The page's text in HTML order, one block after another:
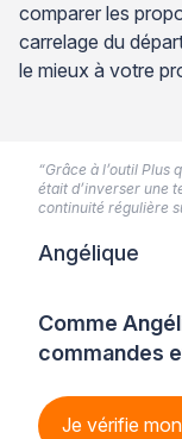
comparer les
carrelage du
le mieux à votre
Comme
commandes
Je vérifie
“Grâce à l’outil Plus
était d’inverser une
continuité régulière
Angélique